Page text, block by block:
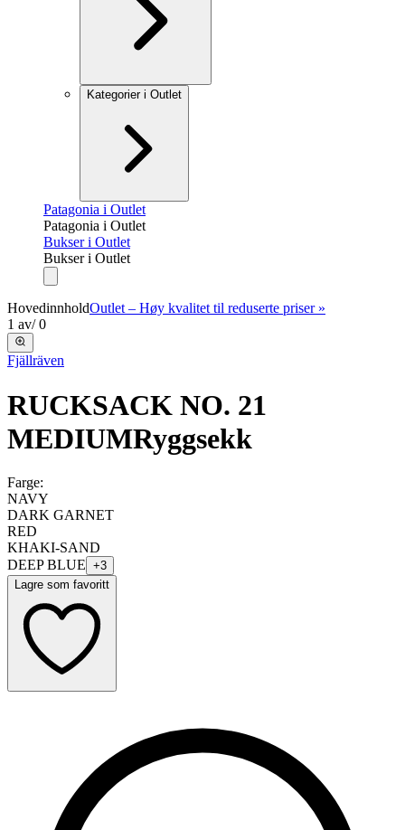
Kategorier i Outlet
Patagonia i Outlet
Patagonia i Outlet
Bukser i Outlet
Bukser i Outlet
HovedinnholdOutlet – Høy kvalitet til reduserte priser »
1 av/ 0
Fjällräven
RUCKSACK NO. 21
MEDIUMRyggsekk
Farge:
NAVY
DARK GARNET
RED
KHAKI-SAND
DEEP BLUE +3
Lagre som favoritt